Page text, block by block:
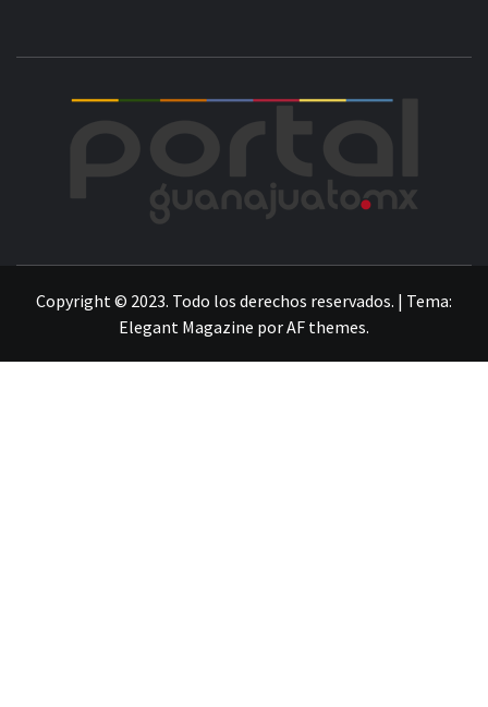
Copyright © 2023. Todo los derechos reservados. | Tema:
Elegant Magazine porAF themes.